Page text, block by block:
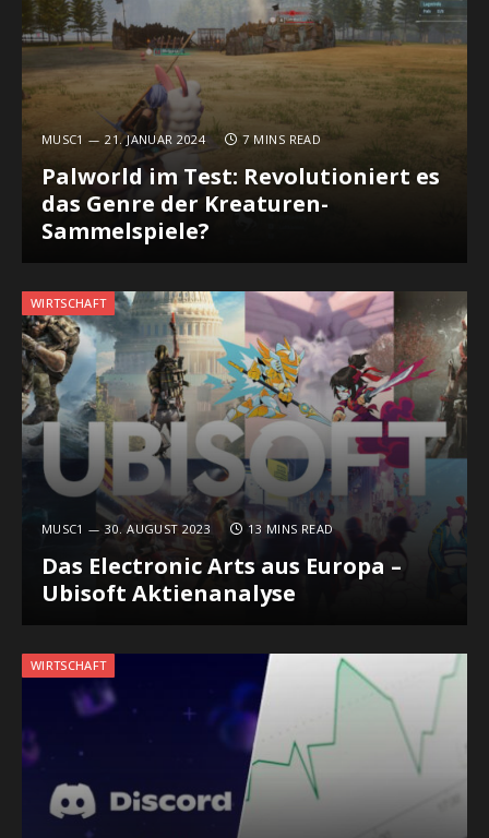
MUSC1 21. JANUAR 2024 7 MINS READ
Palworld im Test: Revolutioniert es
das Genre der Kreaturen-
Sammelspiele?
WIRTSCHAFT
MUSC1 30. AUGUST 2023 13 MINS READ
Das Electronic Arts aus Europa –
Ubisoft Aktienanalyse
WIRTSCHAFT